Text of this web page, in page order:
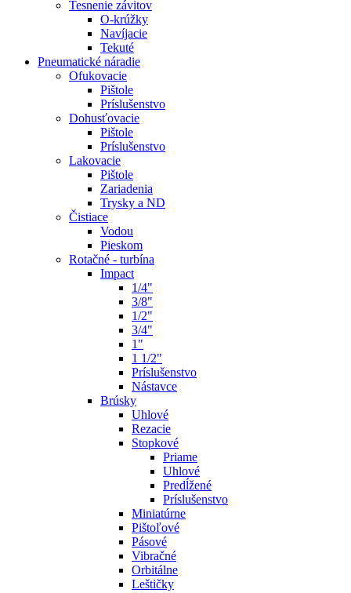
Tesnenie závitov
O-krúžky
Navíjacie
Tekuté
Pneumatické náradie
Ofukovacie
Pištole
Príslušenstvo
Dohusťovacie
Pištole
Príslušenstvo
Lakovacie
Pištole
Zariadenia
Trysky a ND
Čistiace
Vodou
Pieskom
Rotačné - turbína
Impact
1/4"
3/8"
1/2"
3/4"
1"
1 1/2"
Príslušenstvo
Nástavce
Brúsky
Uhlové
Rezacie
Stopkové
Priame
Uhlové
Predĺžené
Príslušenstvo
Miniatúrne
Pištoľové
Pásové
Vibračné
Orbitálne
Leštičky